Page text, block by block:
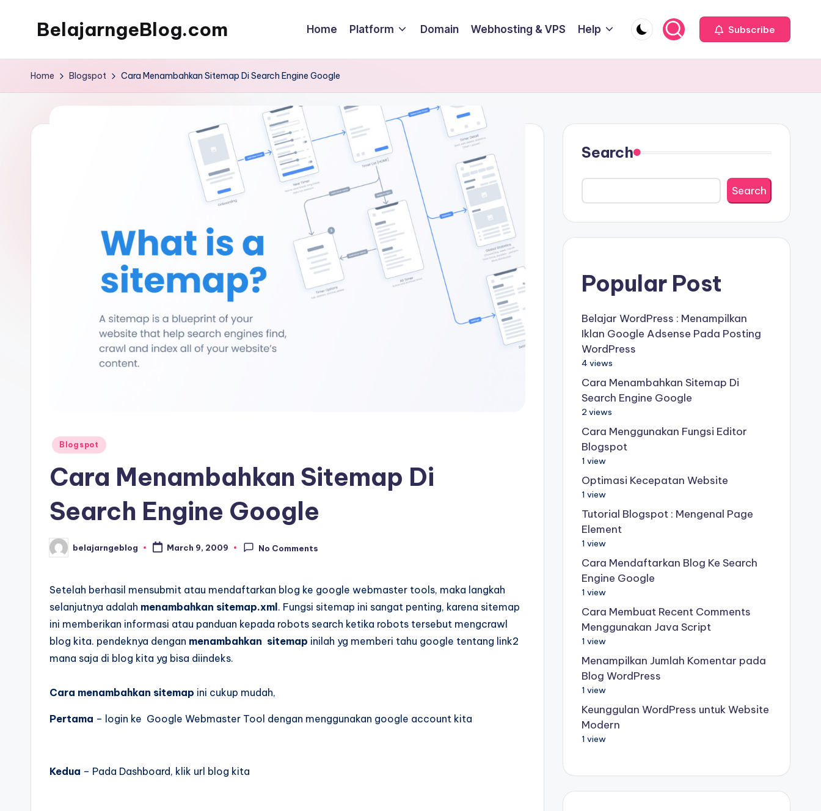
BelajarngeBlog.com
nge-
pemula
Home Platform Domain Webhosting & VPS Help Subscribe
Home Blogspot Cara Menambahkan Sitemap Di Search Engine Google
Posted
Blogspot
Cara Menambahkan Sitemap Di
Search Engine Google
Posted
by
belajarngeblog March 9, 2009 No Comments
Setelah berhasil mensubmit atau mendaftarkan blog ke google webmaster tools, maka langkah
selanjutnya adalah menambahkan sitemap.xml . Fungsi sitemap ini sangat penting, karena sitemap
ini memberikan informasi atau panduan kepada robots search ketika robots tersebut mengcrawl
blog kita. pendeknya dengan menambahkan sitemap inilah yg memberi tahu google tentang link2
mana saja di blog kita yg bisa diindeks.
Cara menambahkan sitemap ini cukup mudah,
Pertama – login ke Google Webmaster Tool dengan menggunakan google account kita
Kedua – Pada Dashboard, klik url blog kita
Search
Search
Popular Post
Belajar WordPress : Menampilkan
Iklan Google Adsense Pada Posting
WordPress
4 views
Cara Menambahkan Sitemap Di
Search Engine Google
2 views
Cara Menggunakan Fungsi Editor
Blogspot
1 view
Optimasi Kecepatan Website
1 view
Tutorial Blogspot : Mengenal Page
Element
1 view
Cara Mendaftarkan Blog Ke Search
Engine Google
1 view
Cara Membuat Recent Comments
Menggunakan Java Script
1 view
Menampilkan Jumlah Komentar pada
Blog WordPress
1 view
Keunggulan WordPress untuk Website
Modern
1 view